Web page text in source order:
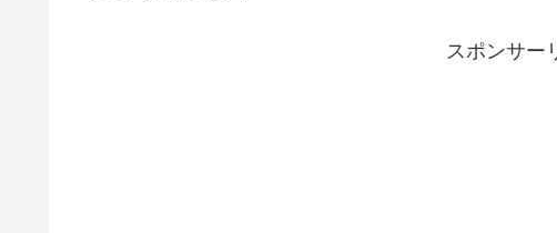
スポンサー